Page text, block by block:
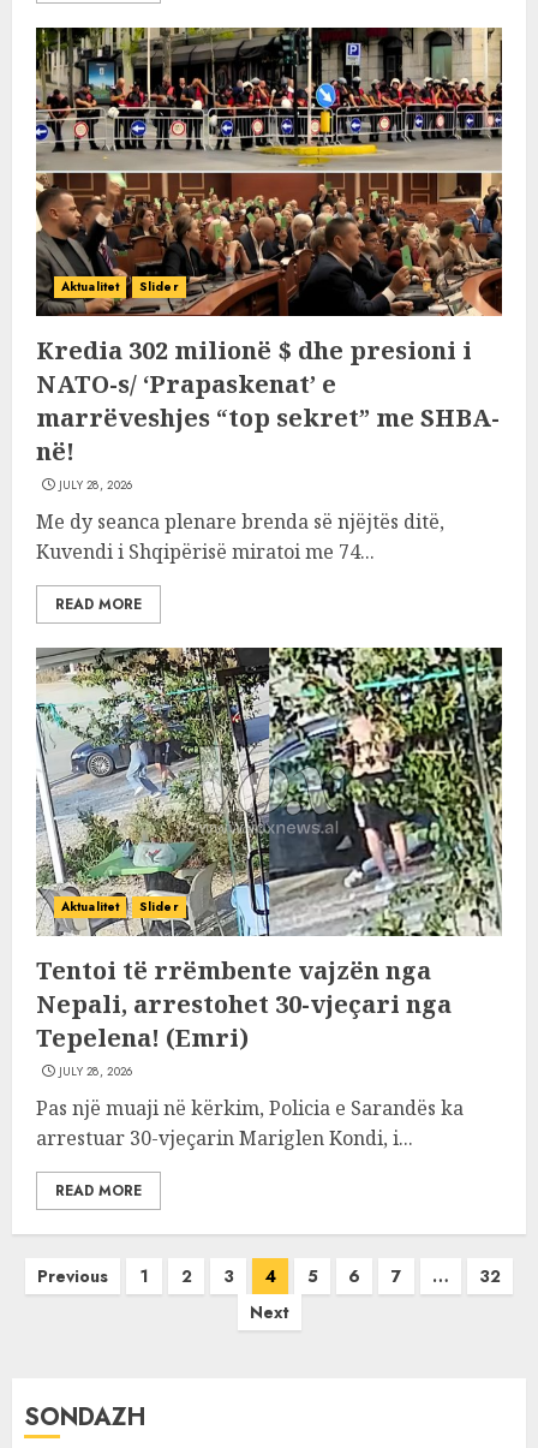
Aktualitet Slider
Kredia 302 milionë $ dhe presioni i
NATO-s/ ‘Prapaskenat’ e
marrëveshjes “top sekret” me SHBA-
në!
JULY 28, 2026
Me dy seanca plenare brenda së njëjtës ditë,
Kuvendi i Shqipërisë miratoi me 74...
READ MORE
Aktualitet Slider
Tentoi të rrëmbente vajzën nga
Nepali, arrestohet 30-vjeçari nga
Tepelena! (Emri)
JULY 28, 2026
Pas një muaji në kërkim, Policia e Sarandës ka
arrestuar 30-vjeçarin Mariglen Kondi, i...
READ MORE
Posts
Previous 1 2 3 4 5 6 7 …
32
Next
SONDAZH